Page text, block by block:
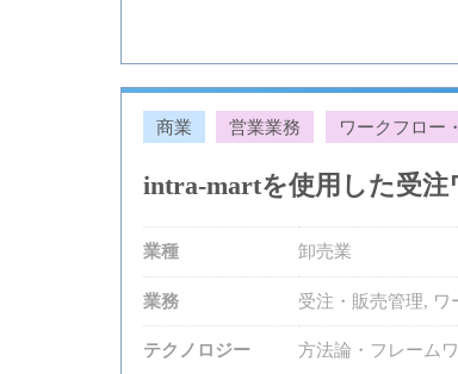
商業 営業業務 ワークフロー
intra-martを使用した受注
業種 卸売業
業務 受注・販売管理, ワ
テクノロジー 方法論・フレーム